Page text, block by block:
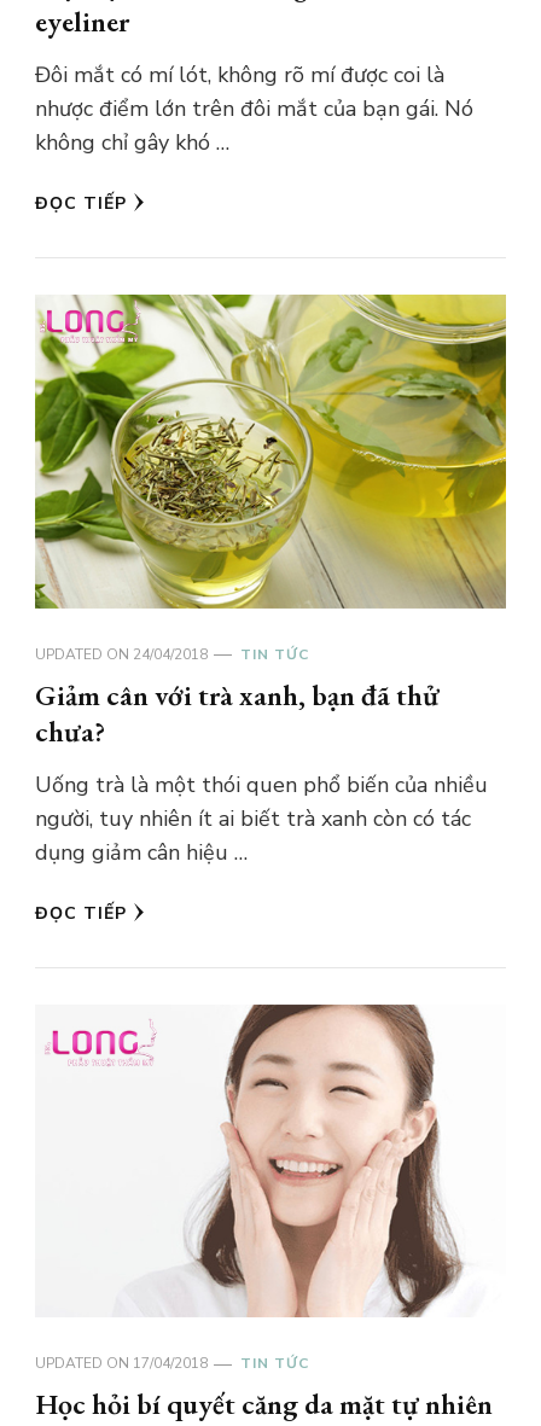
eyeliner
Đôi mắt có mí lót, không rõ mí được coi là
nhược điểm lớn trên đôi mắt của bạn gái. Nó
không chỉ gây khó …
ĐỌC TIẾP
UPDATED ON 24/04/2018 TIN TỨC
Giảm cân với trà xanh, bạn đã thử
chưa?
Uống trà là một thói quen phổ biến của nhiều
người, tuy nhiên ít ai biết trà xanh còn có tác
dụng giảm cân hiệu …
ĐỌC TIẾP
UPDATED ON 17/04/2018 TIN TỨC
Học hỏi bí quyết căng da mặt tự nhiên